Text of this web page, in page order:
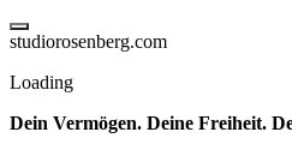
Skip
to
studiorosenberg.com
Loading
Dein Vermögen. Deine Freiheit.